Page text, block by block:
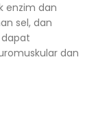
enzim dan
sel, dan
dan